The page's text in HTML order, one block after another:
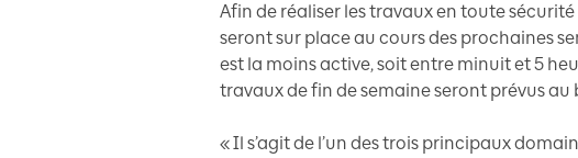
Afin de réaliser les travaux en toute
seront sur place au cours des prochaines
est la moins active, soit entre minuit et 5
travaux de fin de semaine seront prévus au
« Il s’agit de l’un des trois principaux